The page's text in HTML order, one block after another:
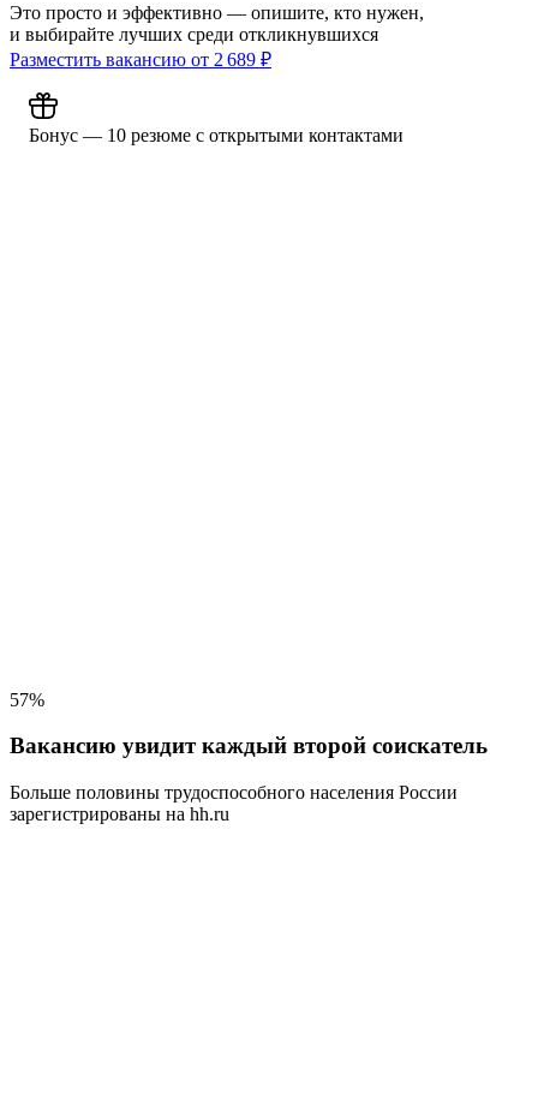
Это просто и эффективно — опишите, кто нужен,
и выбирайте лучших среди откликнувшихся
Разместить вакансию от 2 689 ₽
Бонус — 10 резюме с открытыми контактами
57%
Вакансию увидит каждый второй соискатель
Больше половины трудоспособного населения России
зарегистрированы на hh.ru